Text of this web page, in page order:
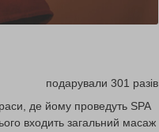
подарували 301 разів
де йому проведуть SPA
входить загальний масаж